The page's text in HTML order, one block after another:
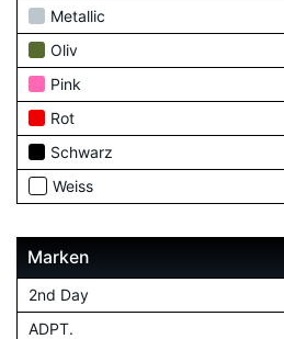
Metallic
Oliv
Pink
Rot
Schwarz
Weiss
Marken
2nd Day
ADPT.